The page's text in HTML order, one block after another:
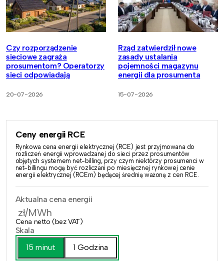
Czy rozporządzenie
sieciowe zagraża
prosumentom? Operatorzy
sieci odpowiadają
20-07-2026
Rząd zatwierdził nowe
zasady ustalania
pojemności magazynu
energii dla prosumenta
15-07-2026
Ceny energii RCE
Rynkowa cena energii elektrycznej (RCE) jest przyjmowana do
rozliczeń energii wprowadzanej do sieci przez prosumentów
objętych systemem net-billing, przy czym niektórzy prosumenci w
net-billingu mogą być rozliczani po miesięcznej rynkowej cenie
energii elektrycznej (RCEm) będącej średnią ważoną z cen RCE.
Aktualna cena energii
zł/MWh
Cena netto (bez VAT)
Skala
15 minut
1 Godzina